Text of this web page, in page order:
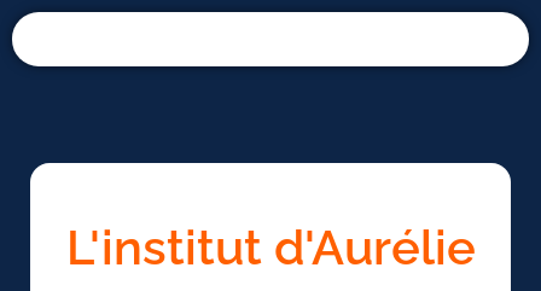
L'institut d'Aurélie
Panneau de gestion des cookies